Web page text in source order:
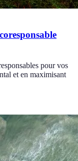
pour vos
et en maximisant